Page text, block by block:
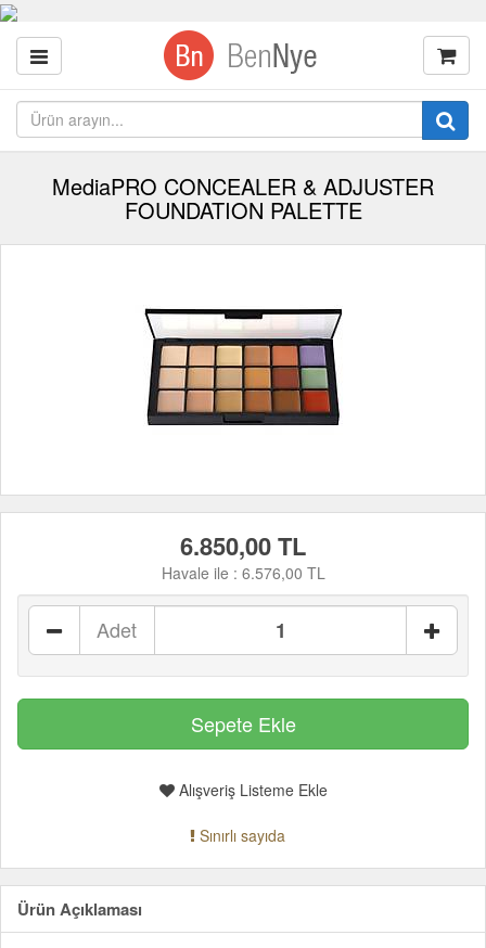
MediaPRO CONCEALER & ADJUSTER
FOUNDATION PALETTE
6.850,00 TL
Havale ile : 6.576,00 TL
Adet
Alışveriş Listeme Ekle
Sınırlı sayıda
Ürün Açıklaması